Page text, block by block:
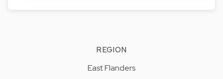
REGION
East Flanders